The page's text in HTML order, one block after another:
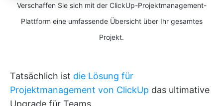
Verschaffen Sie sich mit der ClickUp-Projektmanagement-
Plattform eine umfassende Übersicht über Ihr gesamtes
Projekt.
Tatsächlich ist die Lösung für
Projektmanagement von ClickUp das ultimative
Upgrade für Teams.